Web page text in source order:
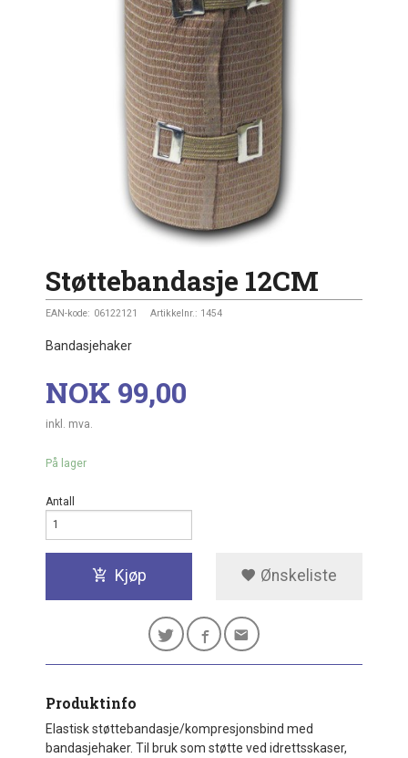
Støttebandasje 12CM
EAN-kode: 06122121 Artikkelnr.: 1454
Bandasjehaker
Pris
NOK 99,00
inkl. mva.
På lager
Antall
Kjøp Ønskeliste
Produktinfo
Elastisk støttebandasje/kompresjonsbind med
bandasjehaker. Til bruk som støtte ved idrettsskaser,